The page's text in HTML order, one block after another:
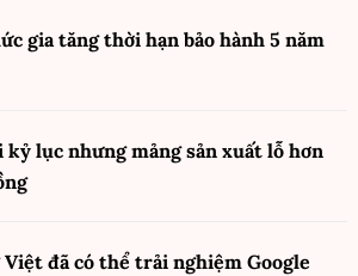
gia tăng thời hạn bảo hành 5 năm
lục nhưng mảng sản xuất lỗ hơn
đã có thể trải nghiệm Google